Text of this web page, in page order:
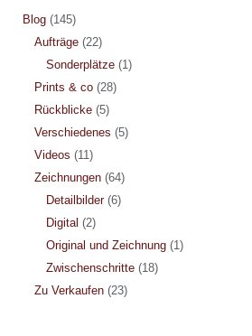
Blog(145)
Aufträge(22)
Sonderplätze(1)
Prints & co(28)
Rückblicke(5)
Verschiedenes (5)
Videos (11)
Zeichnungen(64)
Detailbilder(6)
Digital (2)
Original und Zeichnung(1)
Zwischenschritte(18)
Zu Verkaufen(23)